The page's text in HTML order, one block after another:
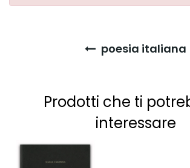
poesia italiana
Prodotti che ti
interessare